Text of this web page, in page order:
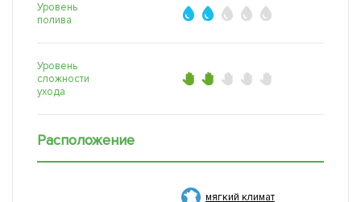
Уровень
полива
Уровень
сложности
ухода
Расположение
мягкий климат